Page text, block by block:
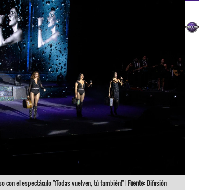
con el espectáculo "¡Todas vuelven, tú también!" |Fuente:Difusión